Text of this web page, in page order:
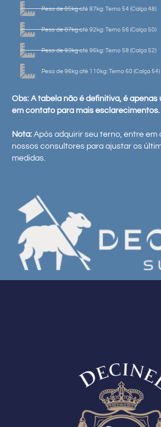
Peso de 85kg até 87kg: Terno 54 (Calça 48)
Peso de 87kg até 92kg: Terno 56 (Calça 50)
Peso de 93kg até 96kg: Terno 58 (Calça 52)
Peso de 96kg até 110kg: Terno 60 (Calça 54)
Obs: A tabela não é definitiva, é
em contato para mais esclarecimentos.
Nota: Após adquirir seu terno, entre
nossos consultores para ajustar os
medidas.